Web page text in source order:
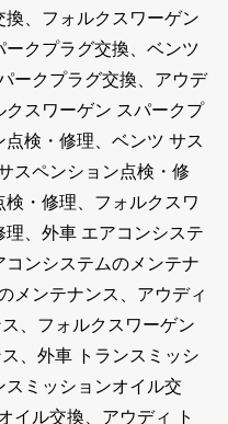
、フォルクスワーゲン
クプラグ交換、ベンツ
ークプラグ交換、アウデ
クスワーゲン スパークプ
検・修理、ベンツ サス
スペンション点検・修
・修理、フォルクスワ
、外車 エアコンシステ
ンシステムのメンテナ
メンテナンス、アウディ
、フォルクスワーゲン
、外車 トランスミッシ
スミッションオイル交
イル交換、アウディ ト